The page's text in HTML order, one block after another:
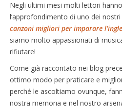
Negli ultimi mesi molti lettori
l’approfondimento di uno dei
canzoni migliori per imparare
siamo molto appassionati di
rifiutare!
Come già raccontato nei blog
ottimo modo per praticare e
perché le ascoltiamo ovunque,
nostra memoria e nel nostro